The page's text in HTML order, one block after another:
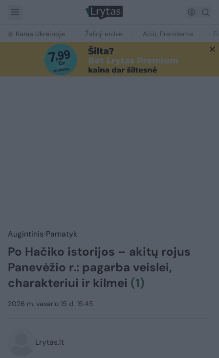
Karas Ukrainoje Žalioji erdvė Ačiū, Prezidente
Augintinis Pamatyk
Po Hačiko istorijos – akitų rojus
Panevėžio r.: pagarba veislei,
charakteriui ir kilmei (1)
2026 m. vasario 15 d. 15:45
Lrytas.lt